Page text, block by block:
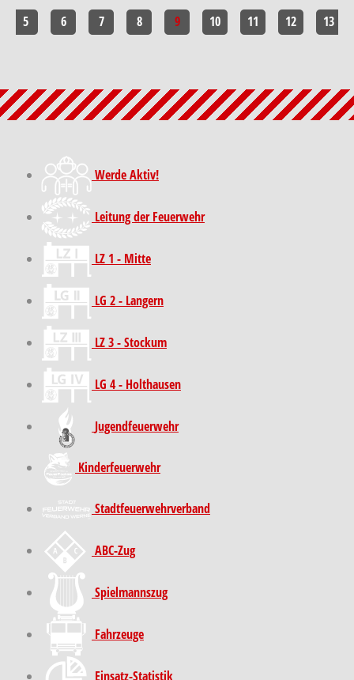
5 6 7 8 9 10 11 12 13
Werde Aktiv!
Leitung der Feuerwehr
LZ 1 - Mitte
LG 2 - Langern
LZ 3 - Stockum
LG 4 - Holthausen
Jugendfeuerwehr
Kinder­feuer­wehr
Stadt­feuer­wehr­verband
ABC-Zug
Spielmannszug
Fahrzeuge
Einsatz-Statistik